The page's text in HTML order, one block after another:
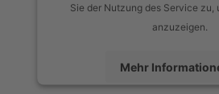
Sie der Nutzung des Service zu,
anzuzeigen.
Mehr